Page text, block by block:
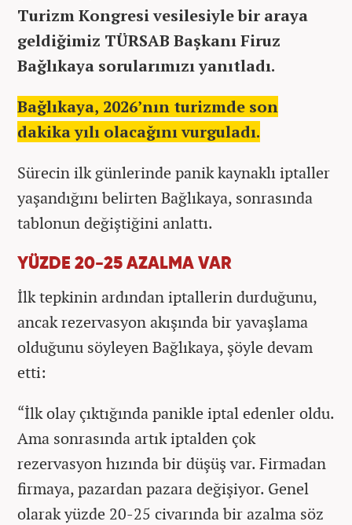
Turizm Kongresi vesilesiyle bir araya
geldiğimiz TÜRSAB Başkanı Firuz
Bağlıkaya sorularımızı yanıtladı.
Bağlıkaya, 2026’nın turizmde son
dakika yılı olacağını vurguladı.
Sürecin ilk günlerinde panik kaynaklı iptaller
yaşandığını belirten Bağlıkaya, sonrasında
tablonun değiştiğini anlattı.
YÜZDE 20-25 AZALMA VAR
İlk tepkinin ardından iptallerin durduğunu,
ancak rezervasyon akışında bir yavaşlama
olduğunu söyleyen Bağlıkaya, şöyle devam
etti:
“İlk olay çıktığında panikle iptal edenler oldu.
Ama sonrasında artık iptalden çok
rezervasyon hızında bir düşüş var. Firmadan
firmaya, pazardan pazara değişiyor. Genel
olarak yüzde 20-25 civarında bir azalma söz